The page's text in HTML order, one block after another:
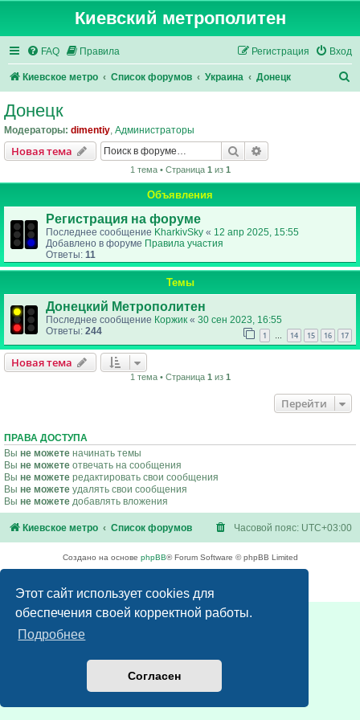
Этот сайт использует cookies для
обеспечения своей корректной работы.
Подробнее
Согласен
Киевский метрополитен
FAQ Правила Вход
Регистрация
Киевское метро Список форумов Украина Донецк
Донецк
Модераторы: dimentiy, Администраторы
Новая тема Поиск
1 тема • Страница 1из 1
Объявления
Регистрация на форуме
Последнее сообщение KharkivSky « 12 апр 2025, 15:55
Добавлено в форуме Правила участия
Ответы: 11
Темы
Донецкий Метрополитен
Последнее сообщение Коржик « 30 сен 2023, 16:55
Ответы: 244 1 … 14 15 16 17
Новая тема
1 тема • Страница 1 из 1
Перейти
ПРАВА ДОСТУПА
Вы не можете начинать темы
Вы не можете отвечать на сообщения
Вы не можете редактировать свои сообщения
Вы не можете удалять свои сообщения
Вы не можете добавлять вложения
Киевское метро Список форумов Часовой пояс: UTC+03:00
Создано на основе phpBB® Forum Software © phpBB Limited
Русская поддержка phpBB
Конфиденциальность